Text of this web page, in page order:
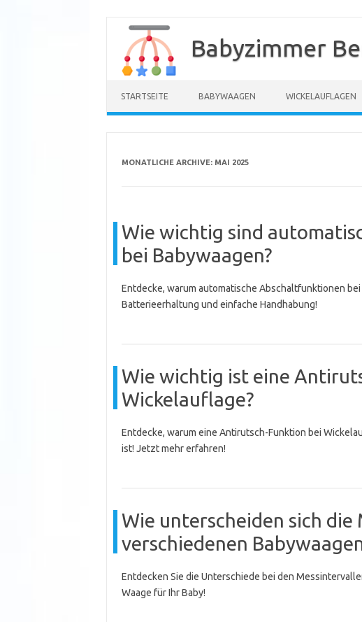
Inhalt
springen
Babyzimmer
STARTSEITE BABYWAAGEN WICKELAUFLAGEN
MONATLICHE ARCHIVE: MAI 2025
Wie wichtig sind
bei Babywaagen?
Entdecke, warum automatische Abschaltfunktionen
Batterieerhaltung und einfache Handhabung!
Wie wichtig ist eine
Wickelauflage?
Entdecke, warum eine Antirutsch-Funktion bei
ist! Jetzt mehr erfahren!
Wie unterscheiden sich die
verschiedenen
Entdecken Sie die Unterschiede bei den
Waage für Ihr Baby!